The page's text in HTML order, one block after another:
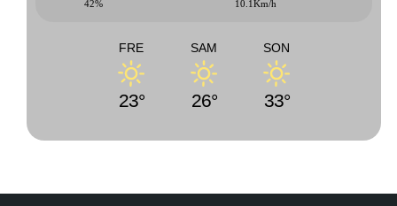
42% 10.1Km/h
FRE
23°
SAM
26°
SON
33°